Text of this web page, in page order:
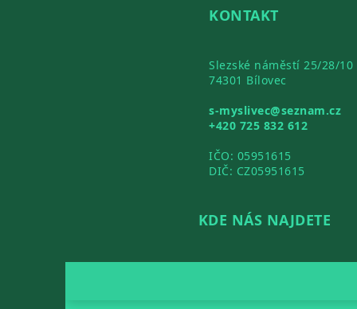
KONTAKT
Slezské náměstí 25/28/10
74301 Bílovec
s-myslivec@seznam.cz
+420 725 832 612
IČO: 05951615
DIČ: CZ05951615
KDE NÁS NAJDETE